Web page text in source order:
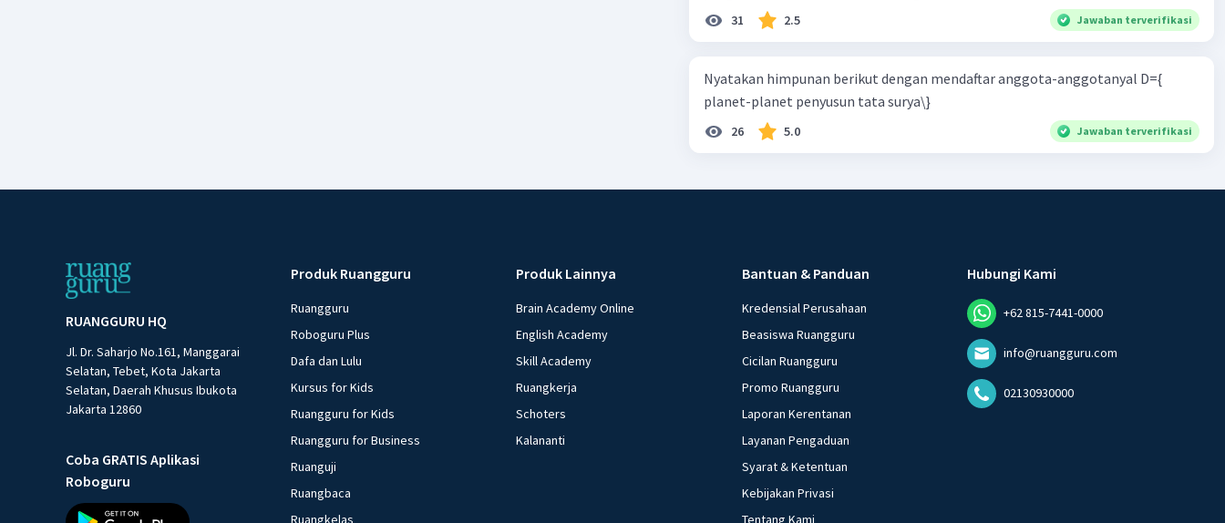
31 2.5 Jawaban terverifikasi
Nyatakan himpunan berikut dengan mendaftar anggota-anggotanyal D={
planet-planet penyusun tata surya\}
26 5.0 Jawaban terverifikasi
RUANGGURU HQ
Jl. Dr. Saharjo No.161, Manggarai
Selatan, Tebet, Kota Jakarta
Selatan, Daerah Khusus Ibukota
Jakarta 12860
Coba GRATIS Aplikasi
Roboguru
Produk Ruangguru
Ruangguru
Roboguru Plus
Dafa dan Lulu
Kursus for Kids
Ruangguru for Kids
Ruangguru for Business
Ruanguji
Ruangbaca
Ruangkelas
Produk Lainnya
Brain Academy Online
English Academy
Skill Academy
Ruangkerja
Schoters
Kalananti
Bantuan & Panduan
Kredensial Perusahaan
Beasiswa Ruangguru
Cicilan Ruangguru
Promo Ruangguru
Laporan Kerentanan
Layanan Pengaduan
Syarat & Ketentuan
Kebijakan Privasi
Tentang Kami
Hubungi Kami
+62 815-7441-0000
info@ruangguru.com
02130930000